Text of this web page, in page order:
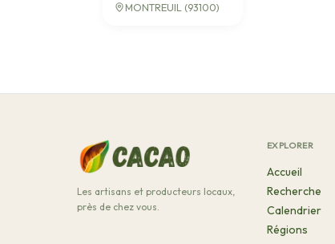
MONTREUIL (93100)
Les artisans et producteurs locaux,
près de chez vous.
EXPLORER
Accueil
Recherche
Calendrier
Régions